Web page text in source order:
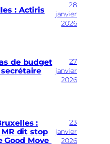
: Actiris
28
janvier
2026
de budget
27
janvier
2026
:
MR dit stop
Move
23
janvier
2026